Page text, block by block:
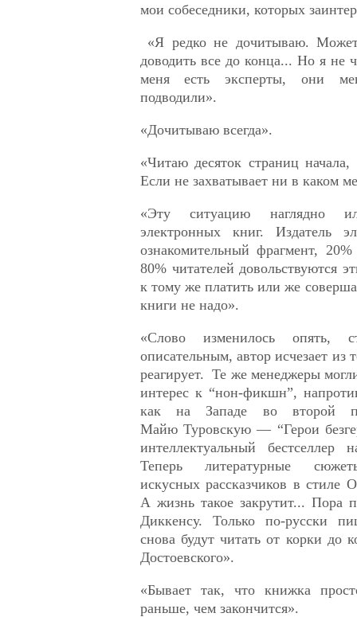
мои собеседники, которых
«Я редко не дочитываю.
доводить все до конца... Но я не
меня есть эксперты, они
подводили».
«Дочитываю всегда».
«Читаю десяток страниц
Если не захватывает ни в каком
«Эту ситуацию наглядно
электронных книг. Издатель
ознакомительный фрагмент,
80% читателей довольствуются
к тому же платить или же
книги не надо».
«Слово изменилось опять,
описательным, автор исчезает из
реагирует. Те же менеджеры
интерес к “нон-фикшн”,
как на Западе во второй
Майю Туровскую — “Герои
интеллектуальный
Теперь литературные
искусных рассказчиков в стиле
А жизнь такое закрутит... Пора
Диккенсу. Только по-русски
снова будут читать от корки до
Достоевского».
«Бывает так, что книжка
раньше, чем закончится».